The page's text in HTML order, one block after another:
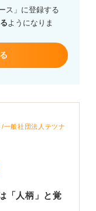
ス」に登録する
ようになりま
一般社団法人テツナ
「人柄」と覚